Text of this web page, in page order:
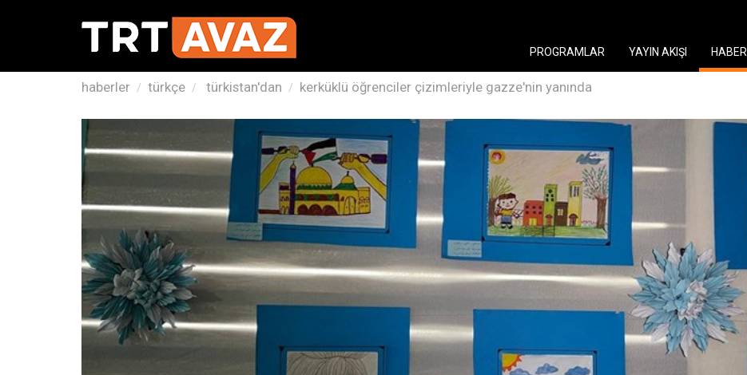
PROGRAMLAR YAYIN AKIŞI HABER
haberler türkçe türkistan'dan kerküklü öğrenciler çizimleriyle gazze'nin yanında